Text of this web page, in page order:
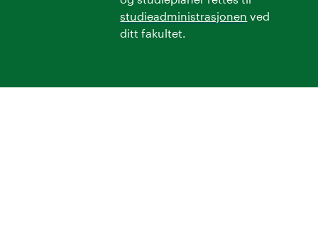
studieadministrasjonen ved
ditt fakultet.